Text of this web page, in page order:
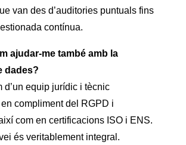
van des d’auditories puntuals fins
contínua.
ajudar-me també amb la
dades?
d’un equip jurídic i tècnic
compliment del RGPD i
com en certificacions ISO i ENS.
és veritablement integral.